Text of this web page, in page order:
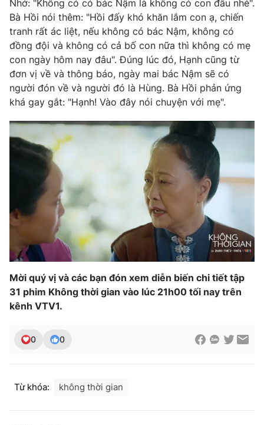
THỜI BÁO VTV
Cơ quan chủ quản:
Đài Truyền hình Việt Nam
Cơ quan báo chí:
Giấy phép hoạt động báo in và báo điện tử số 483/GP-BTTTT
cấp ngày 29/12/2023
Tổng Biên tập:Vũ Thanh Thủy
Phó Tổng Biên tập:
Nguyễn Thị Mỹ Hạnh, Phạm Quốc Thắng,
Nguyễn Trọng Ninh
Tổng đài VTV: 024.38 355 931 - 024.38 355 932
Email:toasoan@vtv.vn
Liên hệ quảng cáo:
Nhớ: "Không có có bác Nậm là không có con đâu nhé".
Bà Hồi nói thêm: "Hồi đấy khó khăn lắm con ạ, chiến
tranh rất ác liệt, nếu không có bác Nậm, không có
đồng đội và không có cả bố con nữa thì không có mẹ
con ngày hôm nay đâu". Đúng lúc đó, Hạnh cũng từ
đơn vị về và thông báo, ngày mai bác Nậm sẽ có
người đón về và người đó là Hùng. Bà Hồi phản ứng
khá gay gắt: "Hạnh! Vào đây nói chuyện với mẹ".
Mời quý vị và các bạn đón xem diễn biến chi tiết tập
31 phim Không thời gian vào lúc 21h00 tối nay trên
kênh VTV1.
0 0
Từ khóa: không thời gian